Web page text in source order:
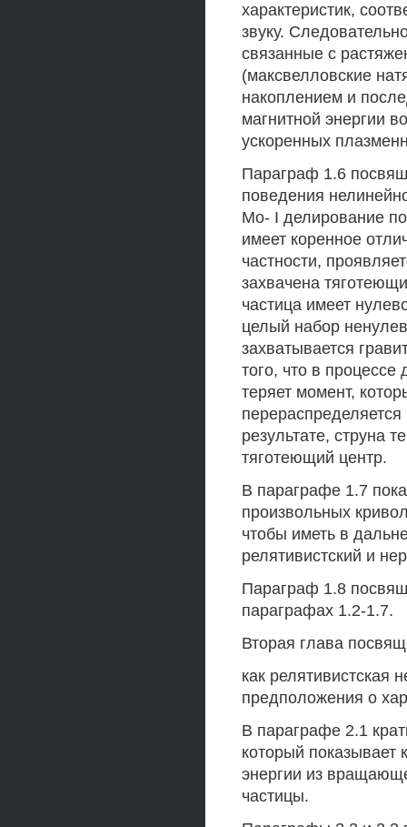
характеристик,
звуку.
связанные с
(максвелловские
накоплением и
магнитной энергии
ускоренных
Параграф 1.6
поведения
Мо- I делирование
имеет коренное
частности,
захвачена
частица имеет
целый набор
захватывается
того, что в
теряет момент,
результате, струна
тяготеющий центр.
В параграфе 1.7
произвольных
чтобы иметь в
релятивистский и
Параграф 1.8
параграфах 1.2-1.7.
Вторая глава
как релятивистская
предположения о
В параграфе 2.1
который показывает
энергии из
частицы.